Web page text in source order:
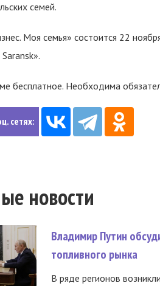
семей.
Моя семья» состоится 22
бесплатное. Необходима
сетях:
новости
Владимир Путин
топливного рынка
В ряде регионов